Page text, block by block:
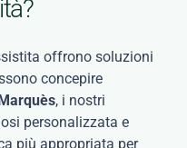
offrono soluzioni
concepire
, i nostri
personalizzata e
più appropriata per